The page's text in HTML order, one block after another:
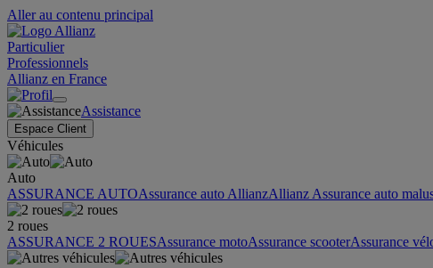
Aller au contenu principal
Particulier
Professionnels
Allianz en France
Assistance
Espace Client
Véhicules
Auto
ASSURANCE AUTOAssurance auto AllianzAllianz Assurance auto
2 roues
ASSURANCE 2 ROUESAssurance motoAssurance scooterAssurance